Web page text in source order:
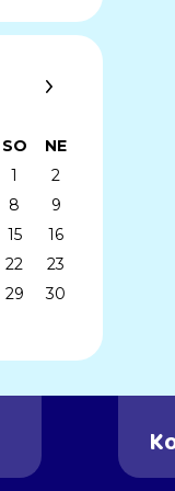
SO
NE
1
2
8
9
15
16
22
23
29
30